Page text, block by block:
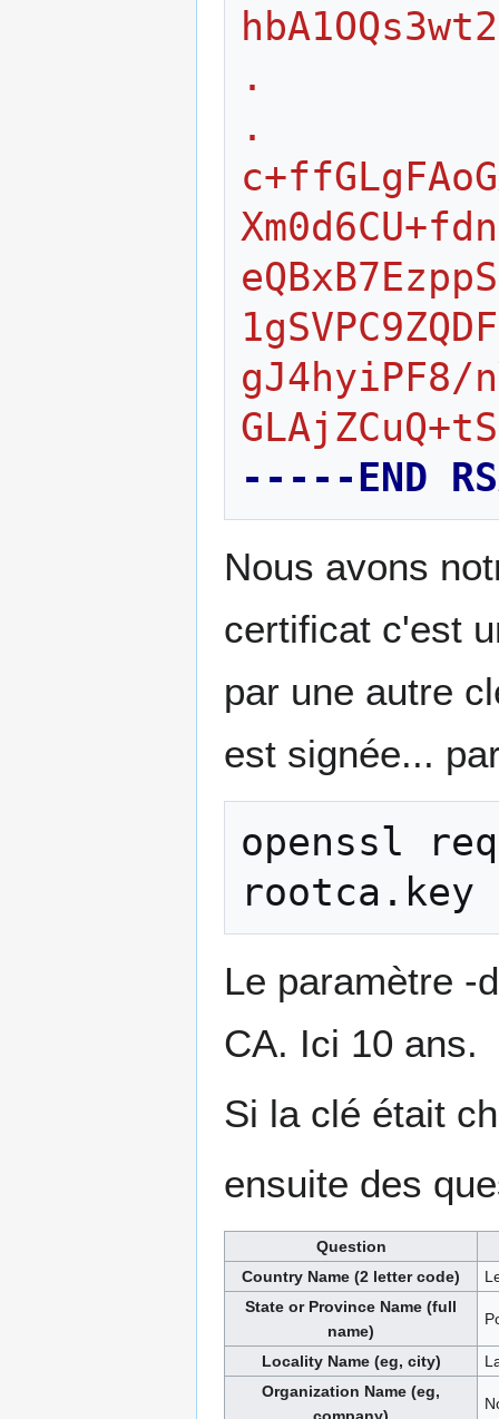
.
.
gJ4hyiPF8/
-----END
Nous avons
certificat c'est
par une autre
est signée...
openssl
req
rootca.key
Le paramètre -
CA. Ici 10 ans.
Si la clé était
ensuite des
Question
Country Name (2 letter code)
State or Province Name (full
name)
Locality Name (eg, city)
Organization Name (eg,